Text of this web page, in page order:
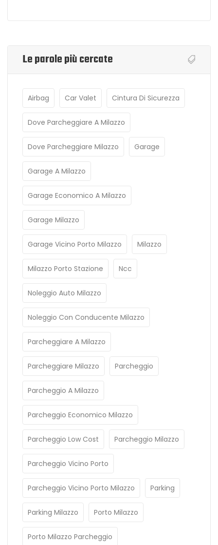
Le parole più cercate
Airbag Car Valet Cintura Di Sicurezza
Dove Parcheggiare A Milazzo
Dove Parcheggiare Milazzo Garage
Garage A Milazzo
Garage Economico A Milazzo
Garage Milazzo
Garage Vicino Porto Milazzo Milazzo
Milazzo Porto Stazione Ncc
Noleggio Auto Milazzo
Noleggio Con Conducente Milazzo
Parcheggiare A Milazzo
Parcheggiare Milazzo Parcheggio
Parcheggio A Milazzo
Parcheggio Economico Milazzo
Parcheggio Low Cost Parcheggio Milazzo
Parcheggio Vicino Porto
Parcheggio Vicino Porto Milazzo Parking
Parking Milazzo Porto Milazzo
Porto Milazzo Parcheggio